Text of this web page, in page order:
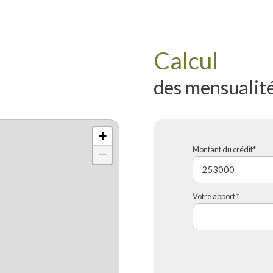
+
−
Calcul
des
Montant du crédit*
Votre apport *